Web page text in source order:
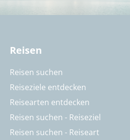
Reisen
Reisen suchen
Reiseziele entdecken
Reisearten entdecken
Reisen suchen - Reiseziel
Reisen suchen - Reiseart